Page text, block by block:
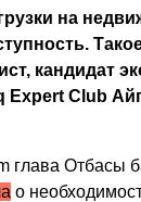
на
кандидат
Expert Club
глава Отбасы
о